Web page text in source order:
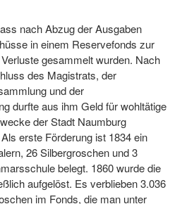
nach Abzug der Ausgaben
in einem Reservefonds zur
gesammelt wurden. Nach
des Magistrats, der
und der
durfte aus ihm Geld für wohltätige
der Stadt Naumburg
erste Förderung ist 1834 ein
26 Silbergroschen und 3
belegt. 1860 wurde die
aufgelöst. Es verblieben 3.036
im Fonds, die man unter